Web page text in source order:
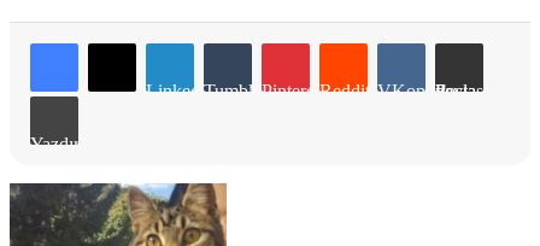
LinkedInTumblr PinterestReddit VKontakteE-Posta ile paylaş
Yazdır